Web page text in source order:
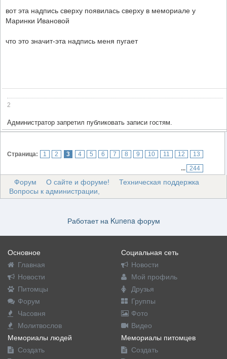
вот эта надпись сверху появилась сверху в мемориале у
Маринки Ивановой
что это значит-эта надпись меня пугает
2
Администратор запретил публиковать записи гостям.
Страница: 1 2 3 4 5 6 7 8 9 10 11 12
13
...
244
Форум О сайте и форуме!
Техническая поддержка
Вопросы к администрации,
Работает на Kunena форум
Основное
Главная
Новости
Питомцы
Форум
Часовня
Молитвослов
Социальная сеть
Новости
Мой профиль
Друзья
Группы
Фото
Видео
Мемориалы людей
Создать
Мемориалы питомцев
Создать